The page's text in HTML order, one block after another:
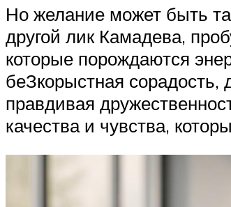
Но желание может быть
другой лик Камадева,
которые порождаются
беЗкорыстная сорадость,
правдивая
качества и чувства,